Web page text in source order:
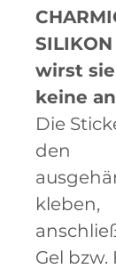
wirst
keine
Die
den
kleben,
Gel bzw.